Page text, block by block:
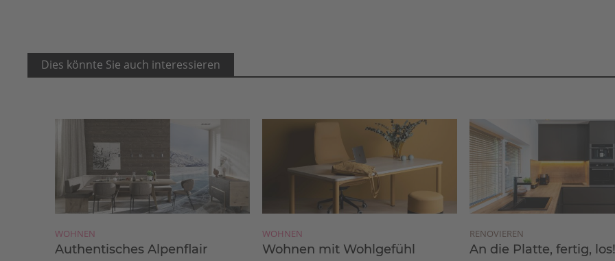
Dies könnte Sie auch interessieren
WOHNEN
Authentisches Alpenflair
WOHNEN
Wohnen mit Wohlgefühl
RENOVIEREN
An die Platte, fertig,